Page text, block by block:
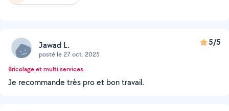
Jawad L.
posté le 27 oct. 2025
5/5
Bricolage et multi services
Je recommande très pro et bon travail.